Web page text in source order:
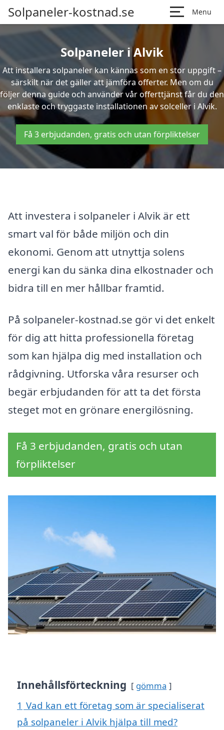
Solpaneler-kostnad.se Menu
Solpaneler i Alvik
Att installera solpaneler kan kännas som en stor uppgift –
särskilt när det gäller att jämföra offerter. Men om du
följer denna guide och använder vår offerttjänst får du den
enklaste och tryggaste installationen av solceller i Alvik.
Få 3 erbjudanden, gratis och utan förpliktelser
Att investera i solpaneler i Alvik är ett
smart val för både miljön och din
ekonomi. Genom att utnyttja solens
energi kan du sänka dina elkostnader och
bidra till en mer hållbar framtid.
På solpaneler-kostnad.se gör vi det enkelt
för dig att hitta professionella företag
som kan hjälpa dig med installation och
rådgivning. Utforska våra resurser och
begär erbjudanden för att ta det första
steget mot en grönare energilösning.
Få 3 erbjudanden, gratis och utan
förpliktelser
Innehållsförteckning gömma
1 Vad kan ett företag som är specialiserat
på solpaneler i Alvik hjälpa till med?